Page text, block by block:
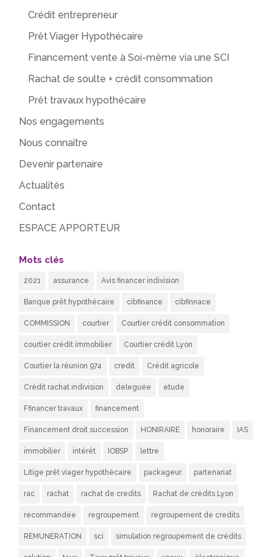
Crédit entrepreneur
Prêt Viager Hypothécaire
Financement vente à Soi-même via une SCI
Rachat de soulte + crédit consommation
Prêt travaux hypothécaire
Nos engagements
Nous connaître
Devenir partenaire
Actualités
Contact
ESPACE APPORTEUR
Mots clés
2021 assurance Avis financer indivision
Banque prêt hypothécaire cibfinance cibfinnace
COMMISSION courtier Courtier crédit consommation
courtier crédit immobilier Courtier crédit Lyon
Courtier la réunion 974 credit Crédit agricole
Crédit rachat indivision deleguée etude
Ffinancer travaux financement
Financement droit succession HONIRAIRE honoraire IAS
immobilier intérêt IOBSP lettre
Litige prêt viager hypothécaire packageur partenariat
rac rachat rachat de credits Rachat de crédits Lyon
recommandée regroupement regroupement de credits
REMUNERATION sci simulation regroupement de crédits